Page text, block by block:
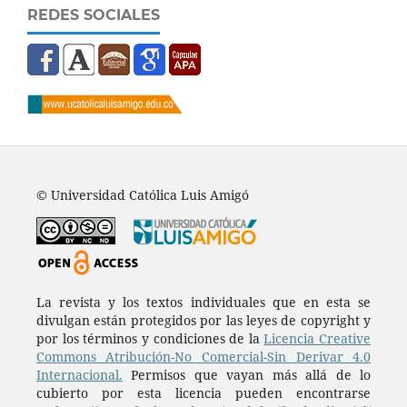
REDES SOCIALES
© Universidad Católica Luis Amigó
La revista y los textos individuales que en esta se
divulgan están protegidos por las leyes de copyright y
por los términos y condiciones de laLicencia Creative
Commons Atribución-No Comercial-Sin Derivar 4.0
Internacional. Permisos que vayan más allá de lo
cubierto por esta licencia pueden encontrarse